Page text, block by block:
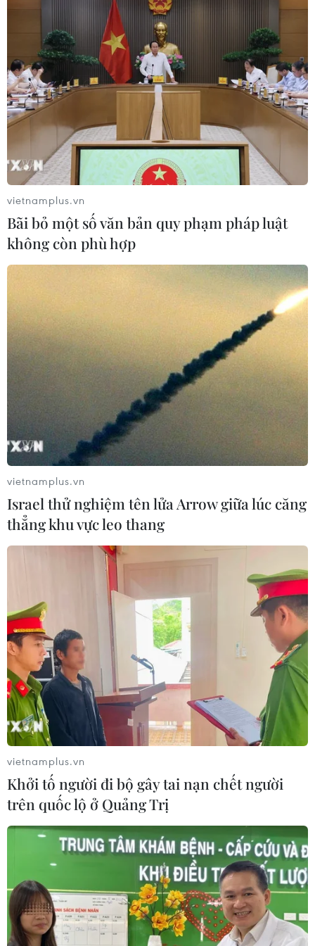
TIN CÙNG CHUYÊN MỤC
Tổng thống Trump bác tin Mỹ thiếu
hụt vũ khí vì chiến dịch Trung Đông
06/08/2026 09:40
Mỹ điều tra sự cố hàng không liên
vietnamplus.vn
Bãi bỏ một số văn bản quy phạm pháp luật
không còn phù hợp
vietnamplus.vn
Israel thử nghiệm tên lửa Arrow giữa lúc căng
thẳng khu vực leo thang
vietnamplus.vn
Khởi tố người đi bộ gây tai nạn chết người
trên quốc lộ ở Quảng Trị